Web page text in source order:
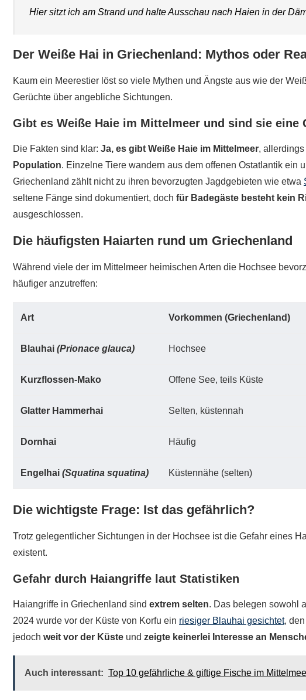
Hier sitzt ich am Strand und halte Ausschau nach Haien in der
Der Weiße Hai in Griechenland: Mythos oder
Kaum ein Meerestier löst so viele Mythen und Ängste aus wie der
Gerüchte über angebliche Sichtungen.
Gibt es Weiße Haie im Mittelmeer und sind sie eine
Die Fakten sind klar: Ja, es gibt Weiße Haie im Mittelmeer,
Population. Einzelne Tiere wandern aus dem offenen Ostatlantik ein
Griechenland zählt nicht zu ihren bevorzugten Jagdgebieten wie etwa
seltene Fänge sind dokumentiert, doch für Badegäste besteht kein
ausgeschlossen.
Die häufigsten Haiarten rund um Griechenland
Während viele der im Mittelmeer heimischen Arten die Hochsee
häufiger anzutreffen:
Art Vorkommen (Griechenland)
Blauhai (Prionace glauca) Hochsee
Kurzflossen-Mako Offene See, teils Küste
Glatter Hammerhai Selten, küstennah
Dornhai Häufig
Engelhai (Squatina squatina) Küstennähe (selten)
Die wichtigste Frage: Ist das gefährlich?
Trotz gelegentlicher Sichtungen in der Hochsee ist die Gefahr eines
existent.
Gefahr durch Haiangriffe laut Statistiken
Haiangriffe in Griechenland sind extrem selten. Das belegen sowohl
2024 wurde vor der Küste von Korfu ein riesiger Blauhai gesichtet,
jedoch weit vor der Küste und zeigte keinerlei Interesse an
Auch interessant: Top 10 gefährliche & giftige Fische im